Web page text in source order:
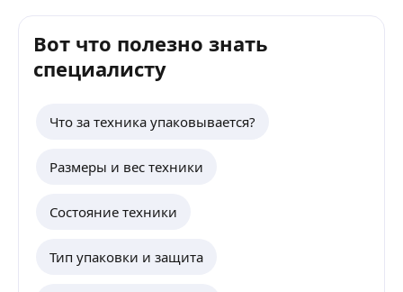
Вот что полезно знать
специалисту
Что за техника упаковывается?
Размеры и вес техники
Состояние техники
Тип упаковки и защита